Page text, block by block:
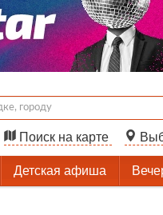
Поиск на карте
Детская афиша